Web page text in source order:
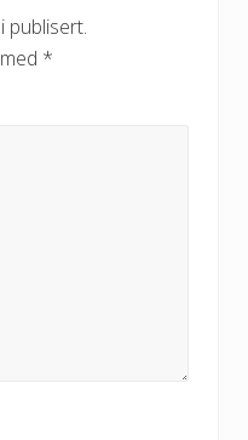
publisert.
*